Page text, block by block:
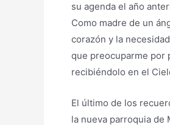
su agenda el año
Como madre de un
corazón y la
que preocuparme por
recibiéndolo en el
El último de los
la nueva parroquia de